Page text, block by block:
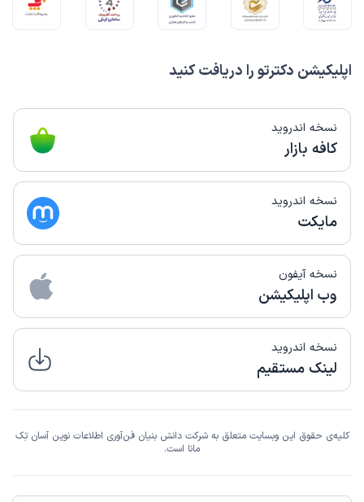
اپلیکیشن دکترتو را دریافت کنید
نسخه اندروید
کافه بازار
نسخه اندروید
مایکت
نسخه آیفون
وب اپلیکیشن
نسخه اندروید
لینک مستقیم
کلیه‌ی حقوق این وبسایت متعلق به شرکت دانش بنیان فن‌آوری اطلاعات نوین آسان تِک
مانا است.